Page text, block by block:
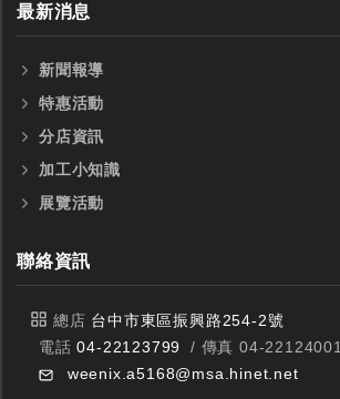
最新消息
新聞報導
特惠活動
分店資訊
加工小知識
展覽活動
聯絡資訊
總店 台中市東區振興路254-2號
電話04-22123799
/ 傳真 04-22124001
weenix.a5168@msa.hinet.net